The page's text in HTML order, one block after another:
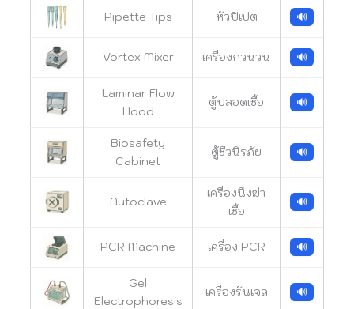
Pipette Tips หัวปิเปต 🔊
Vortex Mixer เครื่องกวนวน 🔊
Laminar Flow
Hood
ตู้ปลอดเชื้อ 🔊
Biosafety
Cabinet
ตู้ชีวนิรภัย 🔊
Autoclave
เครื่องนึ่งฆ่า
เชื้อ
🔊
PCR Machine เครื่อง PCR 🔊
Gel
Electrophoresis
เครื่องรันเจล 🔊